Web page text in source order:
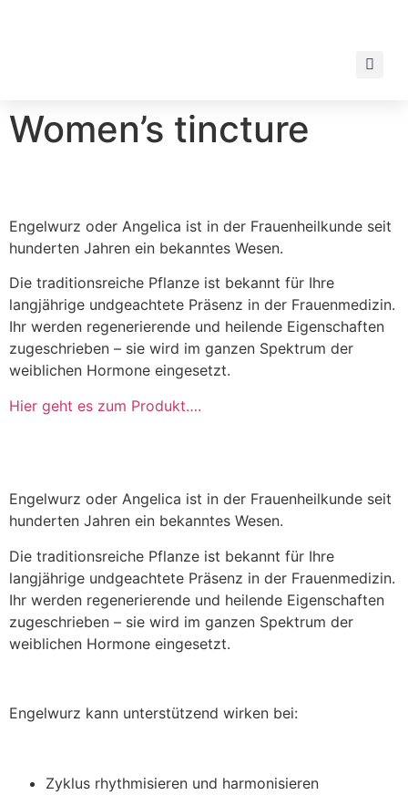
Women’s tincture
Engelwurz oder Angelica ist in der Frauenheilkunde seit
hunderten Jahren ein bekanntes Wesen.
Die traditionsreiche Pflanze ist bekannt für Ihre
langjährige undgeachtete Präsenz in der Frauenmedizin.
Ihr werden regenerierende und heilende Eigenschaften
zugeschrieben – sie wird im ganzen Spektrum der
weiblichen Hormone eingesetzt.
Hier geht es zum Produkt….
Engelwurz oder Angelica ist in der Frauenheilkunde seit
hunderten Jahren ein bekanntes Wesen.
Die traditionsreiche Pflanze ist bekannt für Ihre
langjährige undgeachtete Präsenz in der Frauenmedizin.
Ihr werden regenerierende und heilende Eigenschaften
zugeschrieben – sie wird im ganzen Spektrum der
weiblichen Hormone eingesetzt.
Engelwurz kann unterstützend wirken bei:
Zyklus rhythmisieren und harmonisieren